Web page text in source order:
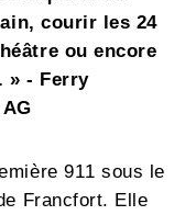
courir les 24
ou encore
» - Ferry
911 sous le
Francfort. Elle